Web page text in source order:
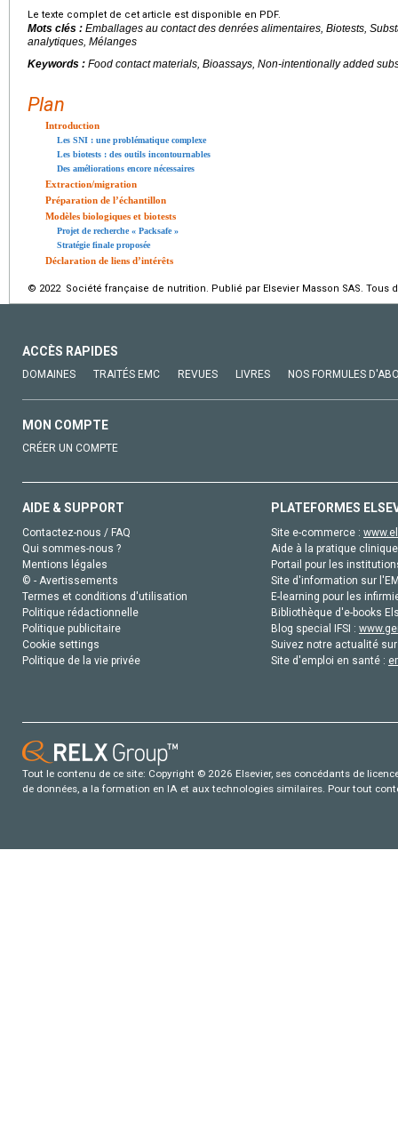
Le texte complet de cet article est disponible en PDF.
Mots clés : Emballages au contact des denrées alimentaires, Biotests,
analytiques, Mélanges
Keywords : Food contact materials, Bioassays, Non-intentionally added
Plan
Introduction
Les SNI : une problématique complexe
Les biotests : des outils incontournables
Des améliorations encore nécessaires
Extraction/migration
Préparation de l’échantillon
Modèles biologiques et biotests
Projet de recherche « Packsafe »
Stratégie finale proposée
Déclaration de liens d’intérêts
© 2022 Société française de nutrition. Publié par Elsevier Masson SAS. Tous
ACCÈS RAPIDES
DOMAINES TRAITÉS EMC REVUES LIVRES NOS FORMULES
MON COMPTE
CRÉER UN COMPTE
AIDE & SUPPORT
Contactez-nous / FAQ
Qui sommes-nous ?
Mentions légales
© - Avertissements
Termes et conditions d'utilisation
Politique rédactionnelle
Politique publicitaire
Cookie settings
Politique de la vie privée
PLATEFORMES
Site e-commerce :
Aide à la pratique
Portail pour les
Site d'information sur
E-learning pour les
Bibliothèque d'e-books
Blog special IFSI :
Suivez notre actualité
Site d'emploi en santé :
Tout le contenu de ce site: Copyright © 2026 Elsevier, ses concédants de
de données, a la formation en IA et aux technologies similaires. Pour tout